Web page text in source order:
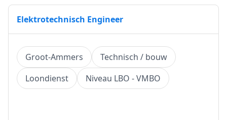
Elektrotechnisch Engineer
Groot-Ammers
Technisch / bouw
Loondienst
Niveau LBO - VMBO